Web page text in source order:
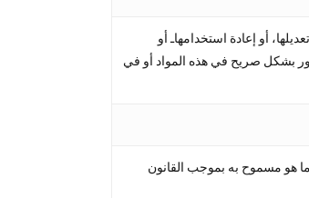
أو إعادة استخدامهاـ أو
مذكور بشكل صريح في هذه المواد أو في
ما هو مسموح به بموجب القانون